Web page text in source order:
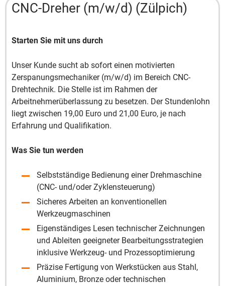
CNC-Dreher (m/w/d) (Zülpich)
Starten Sie mit uns durch
Unser Kunde sucht ab sofort einen motivierten
Zerspanungsmechaniker (m/w/d) im Bereich CNC-
Drehtechnik. Die Stelle ist im Rahmen der
Arbeitnehmerüberlassung zu besetzen. Der Stundenlohn
liegt zwischen 19,00 Euro und 21,00 Euro, je nach
Erfahrung und Qualifikation.
Was Sie tun werden
Selbstständige Bedienung einer Drehmaschine
(CNC- und/oder Zyklensteuerung)
Sicheres Arbeiten an konventionellen
Werkzeugmaschinen
Eigenständiges Lesen technischer Zeichnungen
und Ableiten geeigneter Bearbeitungsstrategien
inklusive Werkzeug- und Prozessoptimierung
Präzise Fertigung von Werkstücken aus Stahl,
Aluminium, Bronze oder technischen